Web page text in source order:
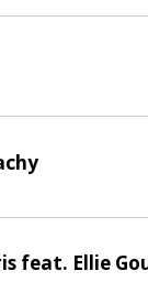
feat. Ellie